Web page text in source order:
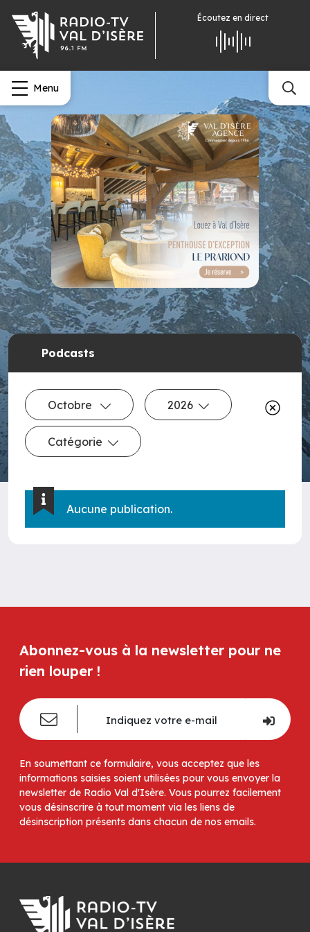
Écoutez en direct
Menu
Podcasts
Octobre 2026
Catégorie
Aucune publication.
Abonnez-vous à la newsletter pour ne
rien louper !
En soumettant ce formulaire, vous acceptez que les
informations saisies soient utilisées pour vous envoyer la
newsletter de Radio Val d'Isère. Vous pourrez facilement
vous désinscrire à tout moment via les liens de
désinscription présents dans chacun de nos emails.